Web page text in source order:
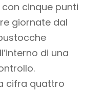
cinque punti
giornate dal
di una
cifra quattro